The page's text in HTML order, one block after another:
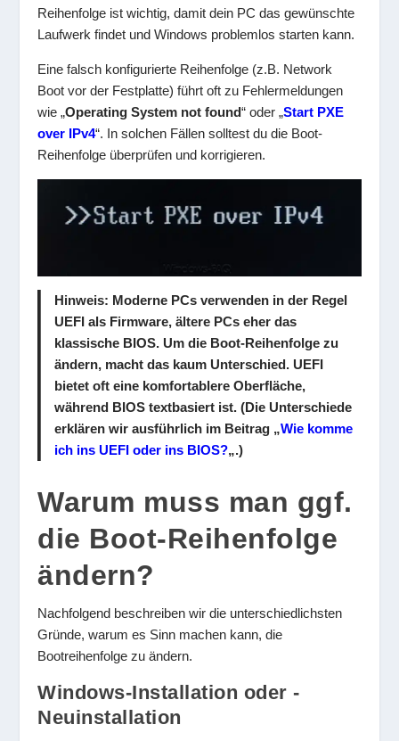
Reihenfolge ist wichtig, damit dein PC das gewünschte
Laufwerk findet und Windows problemlos starten kann.
Eine falsch konfigurierte Reihenfolge (z.B. Network
Boot vor der Festplatte) führt oft zu Fehlermeldungen
wie „Operating System not found“ oder „Start PXE
over IPv4“. In solchen Fällen solltest du die Boot-
Reihenfolge überprüfen und korrigieren.
Hinweis: Moderne PCs verwenden in der Regel
UEFI als Firmware, ältere PCs eher das
klassische BIOS. Um die Boot-Reihenfolge zu
ändern, macht das kaum Unterschied. UEFI
bietet oft eine komfortablere Oberfläche,
während BIOS textbasiert ist. (Die Unterschiede
erklären wir ausführlich im Beitrag „Wie komme
ich ins UEFI oder ins BIOS?„.)
Warum muss man ggf.
die Boot-Reihenfolge
ändern?
Nachfolgend beschreiben wir die unterschiedlichsten
Gründe, warum es Sinn machen kann, die
Bootreihenfolge zu ändern.
Windows-Installation oder -
Neuinstallation